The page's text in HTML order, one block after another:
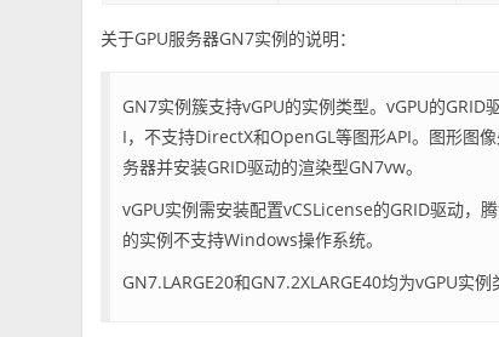
关于GPU服务器GN7实例的说明：
GN7实例簇支持vGPU的实例类型。vGPU的
I，不支持DirectX和OpenGL等图形API。图形图
务器并安装GRID驱动的渲染型GN7vw。
vGPU实例需安装配置vCSLicense的GRID驱动，
的实例不支持Windows操作系统。
GN7.LARGE20和GN7.2XLARGE40均为vGPU实例